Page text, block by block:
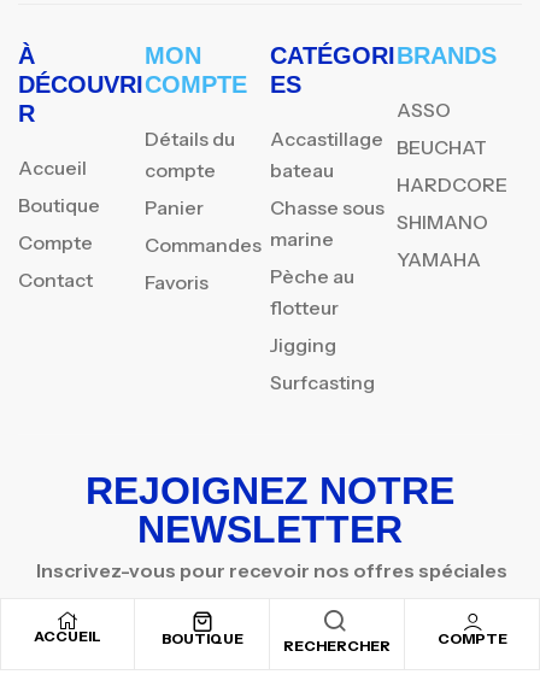
ACCUEIL BOUTIQUE RECHERCHER COMPTE
À
DÉCOUVRI
R
Accueil
Boutique
Compte
Contact
MON
COMPTE
Détails du
compte
Panier
Commandes
Favoris
CATÉGORI
ES
Accastillage
bateau
Chasse sous
marine
Pèche au
flotteur
Jigging
Surfcasting
BRANDS
ASSO
BEUCHAT
HARDCORE
SHIMANO
YAMAHA
REJOIGNEZ NOTRE
NEWSLETTER
Inscrivez-vous pour recevoir nos offres spéciales